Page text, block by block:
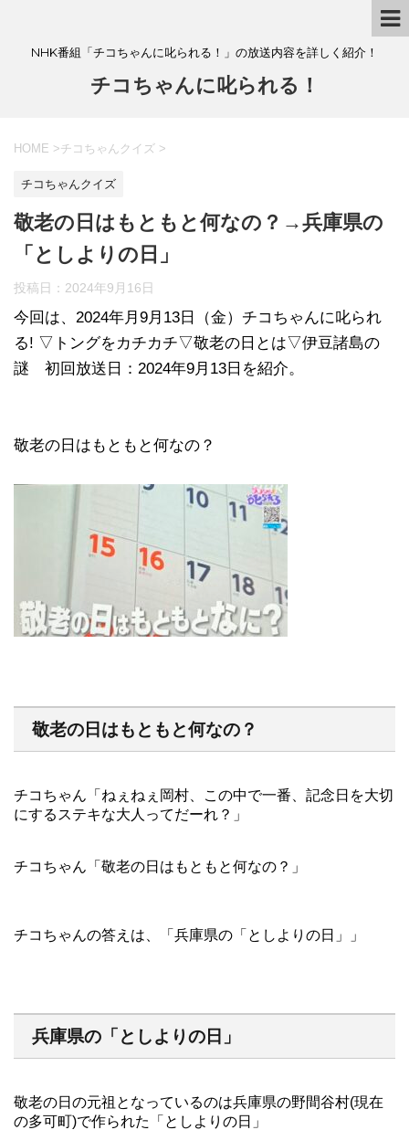
NHK番組「チコちゃんに叱られる！」の放送内容を詳しく紹介！
チコちゃんに叱られる！
HOME >チコちゃんクイズ >
チコちゃんクイズ
敬老の日はもともと何なの？→兵庫県の
「としよりの日」
投稿日： 2024年9月16日
今回は、2024年月9月13日（金）チコちゃんに叱られ
る! ▽トングをカチカチ▽敬老の日とは▽伊豆諸島の
謎 初回放送日：2024年9月13日を紹介。
敬老の日はもともと何なの？
敬老の日はもともと何なの？
チコちゃん「ねぇねぇ岡村、この中で一番、記念日を大切
にするステキな大人ってだーれ？」
チコちゃん「敬老の日はもともと何なの？」
チコちゃんの答えは、「兵庫県の「としよりの日」」
兵庫県の「としよりの日」
敬老の日の元祖となっているのは兵庫県の野間谷村(現在
の多可町)で作られた「としよりの日」